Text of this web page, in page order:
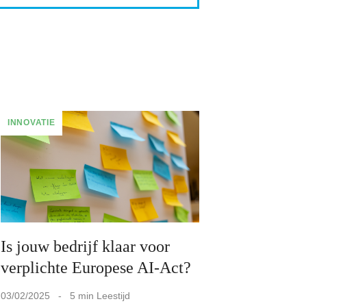
INNOVATIE
Is jouw bedrijf klaar voor
verplichte Europese AI-Act?
03/02/2025 - 5 min Leestijd